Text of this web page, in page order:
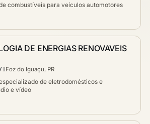
combustíveis para veículos automotores
DE ENERGIAS RENOVAVEIS
Foz do Iguaçu, PR
de eletrodomésticos e
e vídeo